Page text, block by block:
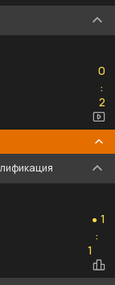
0
:2
2
● 1
:
1